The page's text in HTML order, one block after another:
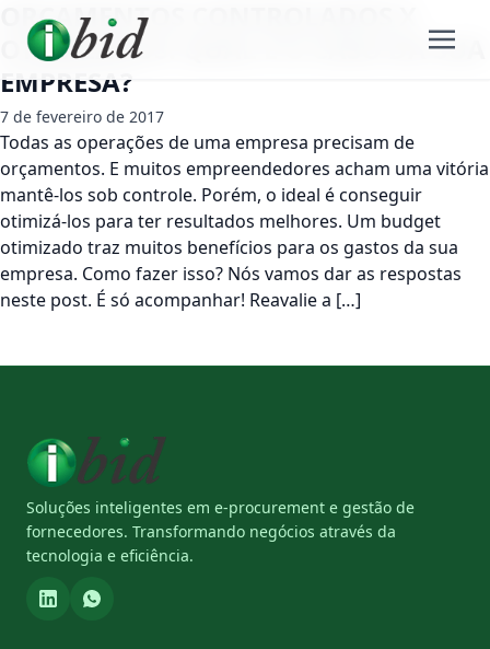
ORÇAMENTOS CONTROLADOS X
OTIMIZADOS: QUAL É O CASO DA SUA
EMPRESA?
7 de fevereiro de 2017
Todas as operações de uma empresa precisam de
orçamentos. E muitos empreendedores acham uma vitória
mantê-los sob controle. Porém, o ideal é conseguir
otimizá-los para ter resultados melhores. Um budget
otimizado traz muitos benefícios para os gastos da sua
empresa. Como fazer isso? Nós vamos dar as respostas
neste post. É só acompanhar! Reavalie a […]
Soluções inteligentes em e-procurement e gestão de
fornecedores. Transformando negócios através da
tecnologia e eficiência.